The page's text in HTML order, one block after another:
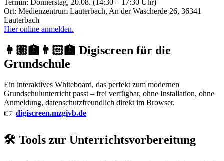
Termin: Donnerstag, 20.08. (14:30 – 17:30 Uhr)
Ort: Medienzentrum Lauterbach, An der Wascherde 26, 36341
Lauterbach
Hier online anmelden.
👩🏼‍🏫👨🏻‍🏫 Digiscreen für die
Grundschule
Ein interaktives Whiteboard, das perfekt zum modernen
Grundschulunterricht passt – frei verfügbar, ohne Installation, ohne
Anmeldung, datenschutzfreundlich direkt im Browser.
👉 digiscreen.mzgivb.de
🛠️ Tools zur Unterrichtsvorbereitung